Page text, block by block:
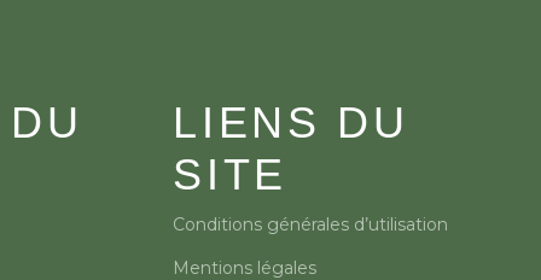
LIENS DU
SITE
Conditions générales d’utilisation
Mentions légales